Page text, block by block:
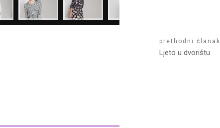
prethodni članak
Ljeto u dvorištu